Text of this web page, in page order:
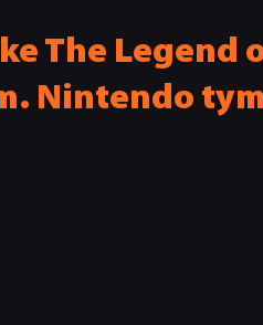
The Legend
Nintendo